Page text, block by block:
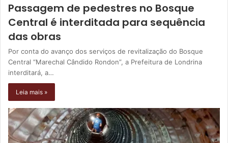
Passagem de pedestres no Bosque
Central é interditada para sequência
das obras
Por conta do avanço dos serviços de revitalização do Bosque
Central “Marechal Cândido Rondon”, a Prefeitura de Londrina
interditará, a…
Leia mais »